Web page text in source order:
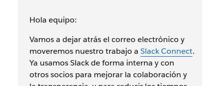
Hola equipo:
Vamos a dejar atrás el correo electrónico y
moveremos nuestro trabajo a Slack Connect.
Ya usamos Slack de forma interna y con
otros socios para mejorar la colaboración y